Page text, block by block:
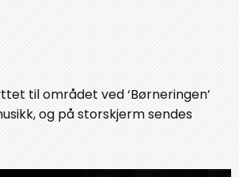
til området ved ‘Børneringen’
og på storskjerm sendes